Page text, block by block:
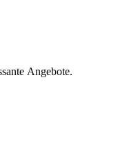
Angebote.